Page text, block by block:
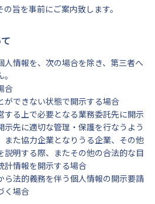
旨を事前にご案内致します。
人情報を、次の場合を除き、第三者へ
合
ができない状態で開示する場合
する上で必要となる業務委託先に開示
先に適切な管理・保護を行なうよう
また協力企業となりうる企業、その他
説明する際、またその他の合法的な目
計情報を開示する場合
ら法的義務を伴う個人情報の開示要請
く場合